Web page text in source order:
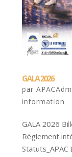
GALA 2026
par APACAdm
information
GALA 2026
Règlement
Statuts_APAC